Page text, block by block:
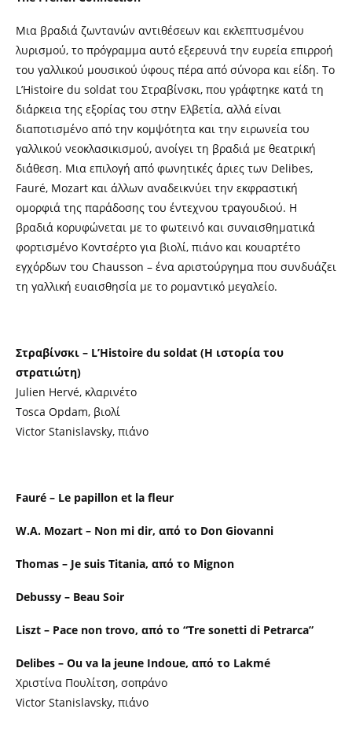
Μια βραδιά ζωντανών αντιθέσεων και εκλεπτυσμένου
λυρισμού, το πρόγραμμα αυτό εξερευνά την ευρεία επιρροή
του γαλλικού μουσικού ύφους πέρα από σύνορα και είδη. Το
L’Histoire du soldat του Στραβίνσκι, που γράφτηκε κατά τη
διάρκεια της εξορίας του στην Ελβετία, αλλά είναι
διαποτισμένο από την κομψότητα και την ειρωνεία του
γαλλικού νεοκλασικισμού, ανοίγει τη βραδιά με θεατρική
διάθεση. Μια επιλογή από φωνητικές άριες των Delibes,
Fauré, Mozart και άλλων αναδεικνύει την εκφραστική
ομορφιά της παράδοσης του έντεχνου τραγουδιού. Η
βραδιά κορυφώνεται με το φωτεινό και συναισθηματικά
φορτισμένο Κοντσέρτο για βιολί, πιάνο και κουαρτέτο
εγχόρδων του Chausson – ένα αριστούργημα που συνδυάζει
τη γαλλική ευαισθησία με το ρομαντικό μεγαλείο.
Στραβίνσκι – L’Histoire du soldat (Η ιστορία του
στρατιώτη)
Julien Hervé, κλαρινέτο
Tosca Opdam, βιολί
Victor Stanislavsky, πιάνο
Fauré – Le papillon et la fleur
W.A. Mozart – Non mi dir, από το Don Giovanni
Thomas – Je suis Titania, από το Mignon
Debussy – Beau Soir
Liszt – Pace non trovo, από το “Tre sonetti di Petrarca”
Delibes – Ou va la jeune Indoue, από το Lakmé
Χριστίνα Πουλίτση, σοπράνο
Victor Stanislavsky, πιάνο